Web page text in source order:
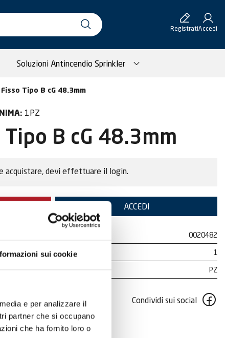
sui cookie
e per analizzare il
partner che si occupano
che ha fornito loro o
RegistratiAccedi
Soluzioni Antincendio Sprinkler
Tipo B cG 48.3mm
1PZ
B cG 48.3mm
acquistare, devi effettuare il login.
ACCEDI
0020482
1
PZ
Condividi sui social